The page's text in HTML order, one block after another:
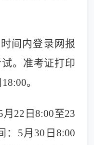
间内登录网报
。准考证打印
。
22日8:00至23
：5月30日8:00